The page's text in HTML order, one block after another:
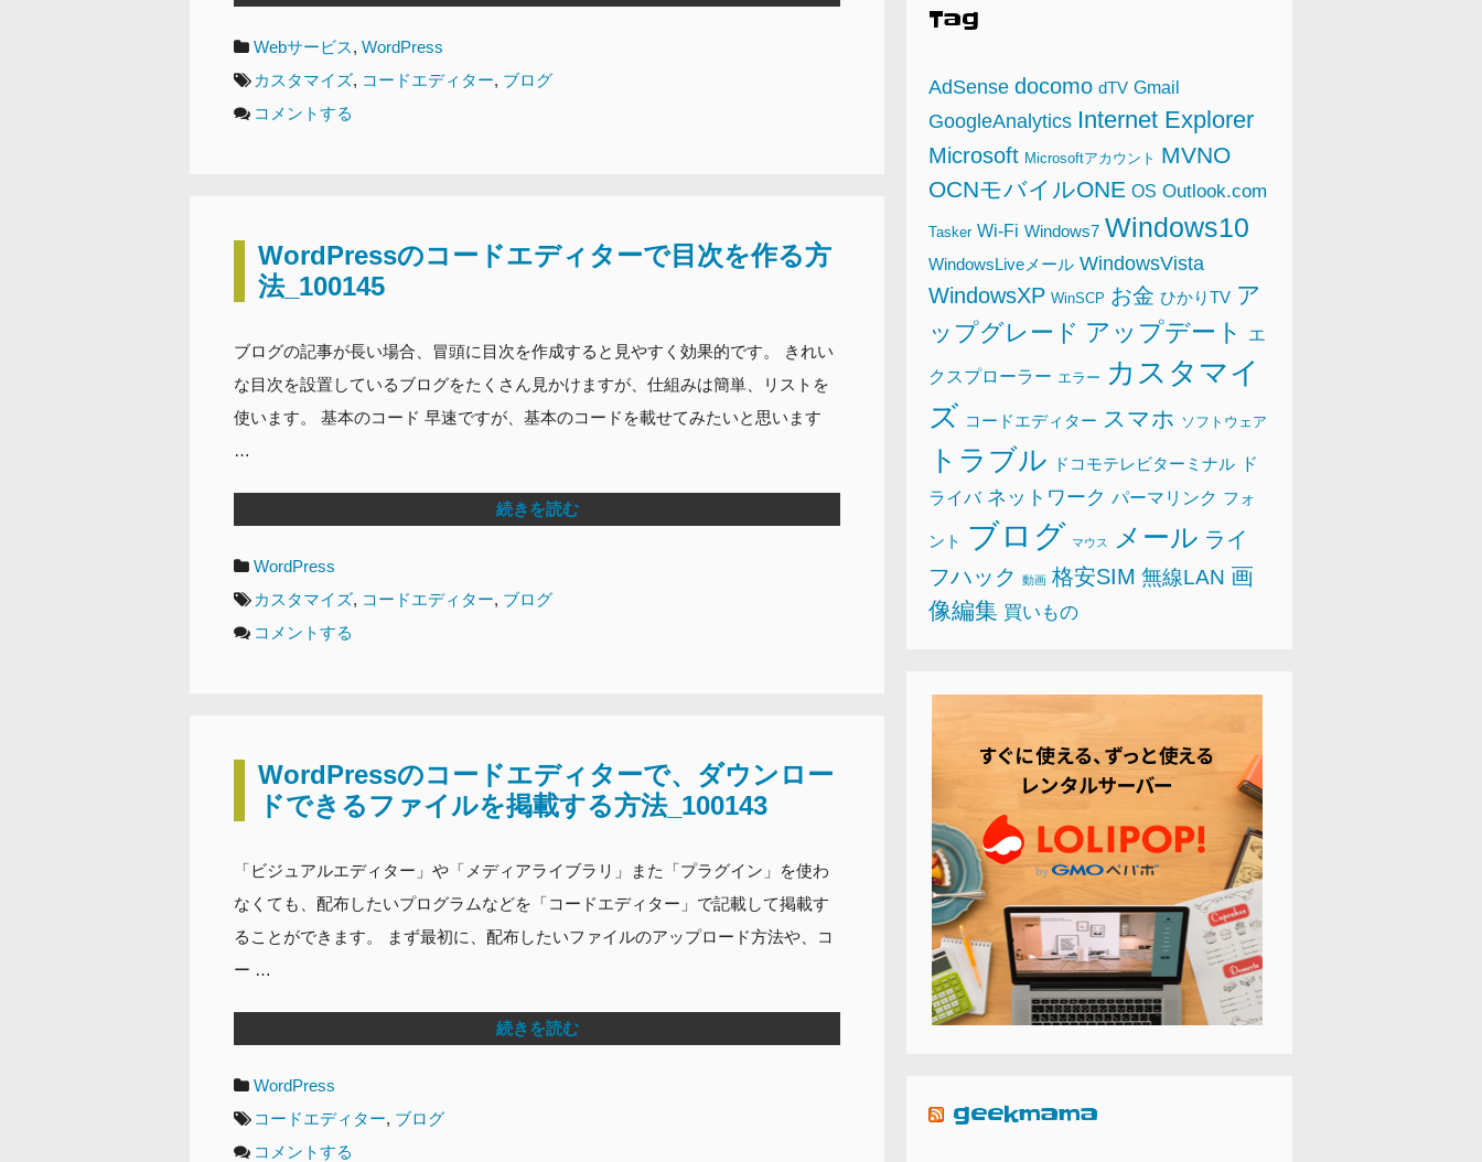
カ
テ
ゴ
Webサービス, WordPress
タ
グ
カスタマイズ, コードエディター, ブログ
コメントする
WordPressのコードエディターで目次を作る方
法_100145
ブログの記事が長い場合、冒頭に目次を作成すると見やすく効果的です。 きれい
な目次を設置しているブログをたくさん見かけますが、仕組みは簡単、リストを
使います。 基本のコード 早速ですが、基本のコードを載せてみたいと思います
…
続きを読む
カ
テ
ゴ
WordPress
タ
グ
カスタマイズ, コードエディター, ブログ
コメントする
WordPressのコードエディターで、ダウンロー
ドできるファイルを掲載する方法_100143
「ビジュアルエディター」や「メディアライブラリ」また「プラグイン」を使わ
なくても、配布したいプログラムなどを「コードエディター」で記載して掲載す
ることができます。 まず最初に、配布したいファイルのアップロード方法や、コ
ー …
続きを読む
カ
テ
ゴ
WordPress
タ
グ
コードエディター, ブログ
コメントする
Tag
AdSense docomo dTV Gmail
GoogleAnalytics Internet Explorer
Microsoft Microsoftアカウント MVNO
OCNモバイルONE OS Outlook.com
Tasker Wi-Fi Windows7 Windows10
WindowsLiveメール WindowsVista
WindowsXP WinSCP お金 ひかりTV ア
ップグレード アップデート エ
クスプローラー エラー カスタマイ
ズ コードエディター スマホ ソフトウェア
トラブル ドコモテレビターミナル
ド
ライバ ネットワーク パーマリンク フォ
ント ブログ マウス メール ライ
フハック
動画 格安SIM 無線LAN 画
像編集 買いもの
geekmama